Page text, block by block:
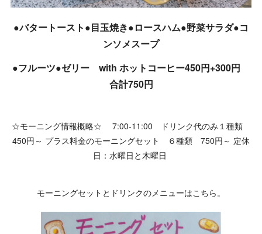
●バタートースト●目玉焼き●ロースハム●野菜サラダ●コ
ンソメスープ
●フルーツ●ゼリー with ホットコーヒー450円+300円
合計750円
☆モーニング情報概略☆ 7:00-11:00 ドリンク代のみ１種類
450円～ プラス料金のモーニングセット ６種類 750円～ 定休
日：水曜日と木曜日
モーニングセットとドリンクのメニューはこちら。